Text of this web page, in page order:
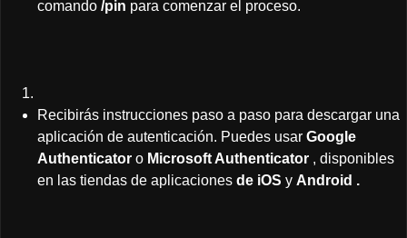
comando /pin para comenzar el proceso.
Recibirás instrucciones paso a paso para descargar una
aplicación de autenticación. Puedes usar Google
Authenticator o Microsoft Authenticator , disponibles
en las tiendas de aplicaciones de iOS y Android .